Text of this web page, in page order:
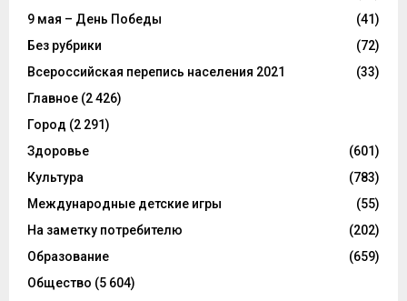
9 мая – День Победы
(41)
Без рубрики
(72)
Всероссийская перепись населения 2021
(33)
Главное (2 426)
Город (2 291)
Здоровье
(601)
Культура
(783)
Международные детские игры
(55)
На заметку потребителю
(202)
Образование
(659)
Общество (5 604)